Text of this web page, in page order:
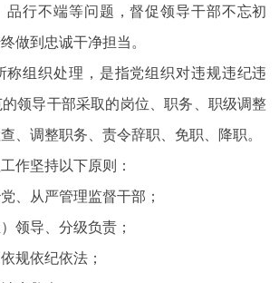
品行不端等问题，督促领导干部不忘初
做到忠诚干净担当。
组织处理，是指党组织对违规违纪违
领导干部采取的岗位、职务、职级调整
、调整职务、责令辞职、免职、降职。
作坚持以下原则：
、从严管理监督干部；
领导、分级负责；
规依纪依法；